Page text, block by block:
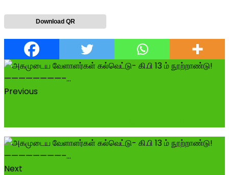
Download QR
Previous
Next